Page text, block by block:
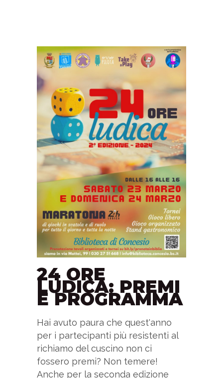
24 ORE
LUDICA: PREMI
E PROGRAMMA
Hai avuto paura che quest'anno
per i partecipanti più resistenti al
richiamo del cuscino non ci
fossero premi? Non temere!
Anche per la seconda edizione